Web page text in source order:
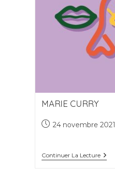
MARIE CURRY
Publication
24 novembre 2021
Continuer La LectureMarie
Curry